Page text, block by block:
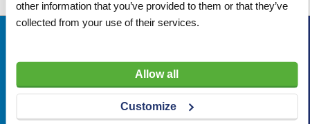
other information that you’ve provided to them or that they’ve
collected from your use of their services.
Allow all
Customize
Veldsteen 25, 4815 PK Breda
verkoop@visserbreda.nl
076 541 5073